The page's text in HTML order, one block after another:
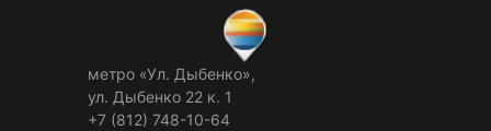
метро «Ул. Дыбенко»,
ул. Дыбенко 22 к. 1
+7 (812) 748-10-64